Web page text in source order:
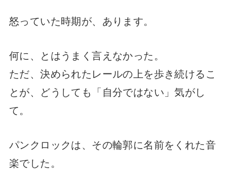
怒っていた時期が、あります。
何に、とはうまく言えなかった。
ただ、決められたレールの上を歩き続けるこ
とが、どうしても「自分ではない」気がし
て。
パンクロックは、その輪郭に名前をくれた音
楽でした。